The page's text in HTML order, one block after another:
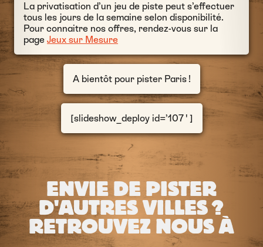
La privatisation d’un jeu de piste peut s’effectuer
tous les jours de la semaine selon disponibilité.
Pour connaitre nos offres, rendez-vous sur la
page Jeux sur Mesure
A bientôt pour pister Paris !
[slideshow_deploy id=’107′]
ENVIE DE PISTER
D'AUTRES VILLES ?
RETROUVEZ NOUS À